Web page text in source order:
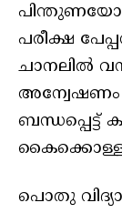
പരീക്ഷ
ചാനലിൽ
അന്വേഷണം
ബന്ധപ്പെട്ട്
പൊതു